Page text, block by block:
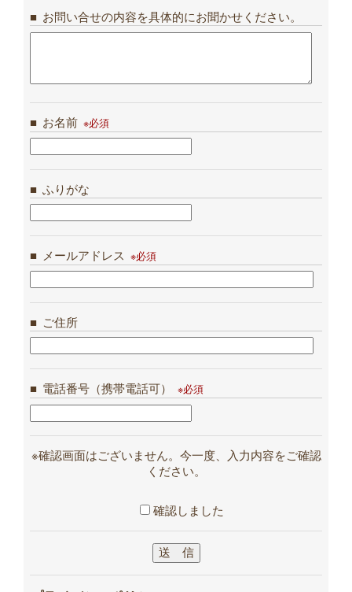
お問い合せの内容を具体的にお聞かせください。
お名前
ふりがな
メールアドレス
ご住所
電話番号（携帯電話可）
※確認画面はございません。今一度、入力内容をご確認
ください。
確認しました